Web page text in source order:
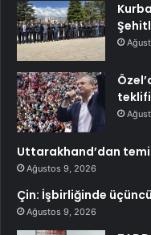
Uttarakhand’dan
Ağustos 9, 2026
Çin: İşbirliğinde
Ağustos 9, 2026